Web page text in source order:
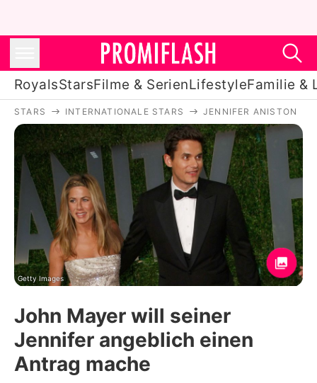
RoyalsStarsFilme & SerienLifestyleFamilie &
Royals
Stars
Filme & Serien
Lifestyle
Familie & Liebe
Promiflash Exklusiv
Alle Themen auf Promiflash
STARS INTERNATIONALE STARS JENNIFER ANISTON
Getty Images
John Mayer will seiner
Jennifer angeblich einen
Antrag mache